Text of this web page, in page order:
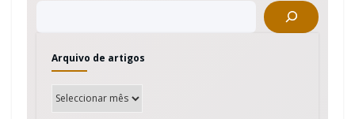
Arquivo de artigos